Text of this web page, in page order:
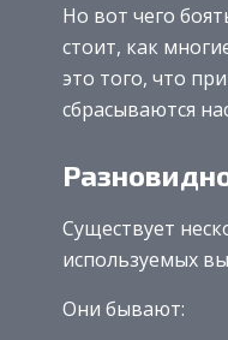
Но вот чего
стоит, как
это того, что
сбрасываются
Существует
используемых
Они бывают: